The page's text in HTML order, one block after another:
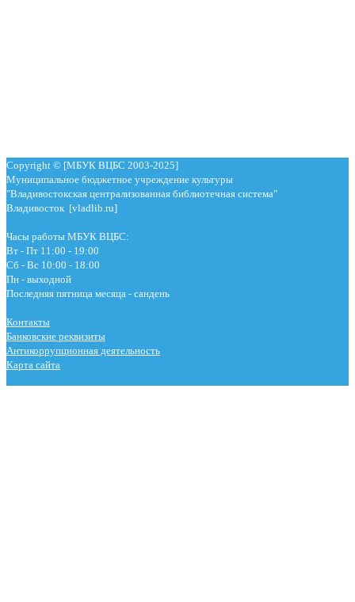
Copyright © [МБУК ВЦБС 2003-2025]
Муниципальное бюджетное учреждение культуры
"Владивостокская централизованная библиотечная система"
Владивосток [vladlib.ru]
Часы работы МБУК ВЦБС:
Вт - Пт 11:00 - 19:00
Сб - Вс 10:00 - 18:00
Пн - выходной
Последняя пятница месяца - сандень
Контакты
Банковские реквизиты
Антикоррупционная деятельность
Карта сайта